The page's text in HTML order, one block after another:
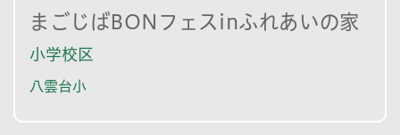
まごじばBONフェスinふれあいの家
小学校区
八雲台小